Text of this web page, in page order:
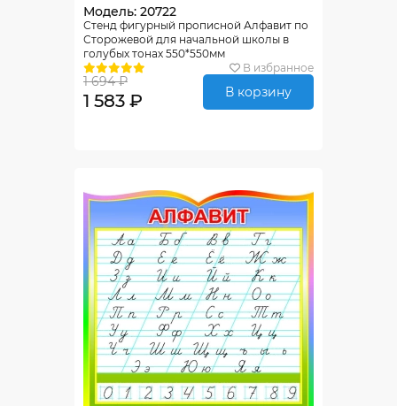
Модель: 20722
Стенд фигурный прописной Алфавит по
Сторожевой для начальной школы в
голубых тонах 550*550мм
В избранное
1 694 ₽
1 583 ₽ В корзину